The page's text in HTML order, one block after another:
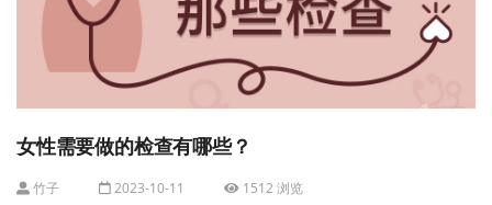
女性需要做的检查有哪些？
竹子 2023-10-11 1512 浏览